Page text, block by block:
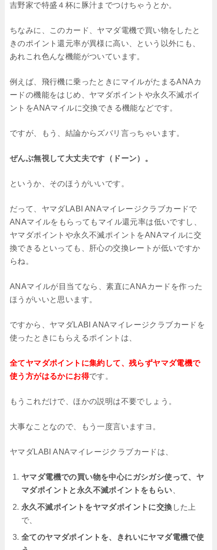
吉野家で特盛４杯に豚汁までつけちゃうとか。
ちなみに、このカード、ヤマダ電機で買い物をしたと
きのポイント還元率が異様に高い、という以外にも、
あれこれ色んな機能がついています。
例えば、飛行機に乗ったときにマイルがたまるANAカ
ードの機能をはじめ、ヤマダポイントや永久不滅ポイ
ントをANAマイルに交換できる機能などです。
ですが、もう、結論からズバリ言っちゃいます。
ぜんぶ無視して大丈夫です（ドーン）。
というか、そのほうがいいです。
だって、ヤマダLABI ANAマイレージクラブカードで
ANAマイルをもらってもマイル還元率は低いですし、
ヤマダポイントや永久不滅ポイントをANAマイルに交
換できるといっても、肝心の交換レートが低いですか
らね。
ANAマイルが目当てなら、素直にANAカードを作った
ほうがいいと思います。
ですから、ヤマダLABI ANAマイレージクラブカードを
使ったときにもらえるポイントは、
全てヤマダポイントに集約して、残らずヤマダ電機で
使う方がはるかにお得です。
もうこれだけで、ほかの説明は不要でしょう。
大事なことなので、もう一度言いますヨ。
ヤマダLABI ANAマイレージクラブカードは、
ヤマダ電機での買い物を中心にガシガシ使って、ヤ
マダポイントと永久不滅ポイントをもらい
永久不滅ポイントをヤマダポイントに交換 した上
で、
全てのヤマダポイントを、きれいにヤマダ電機で使